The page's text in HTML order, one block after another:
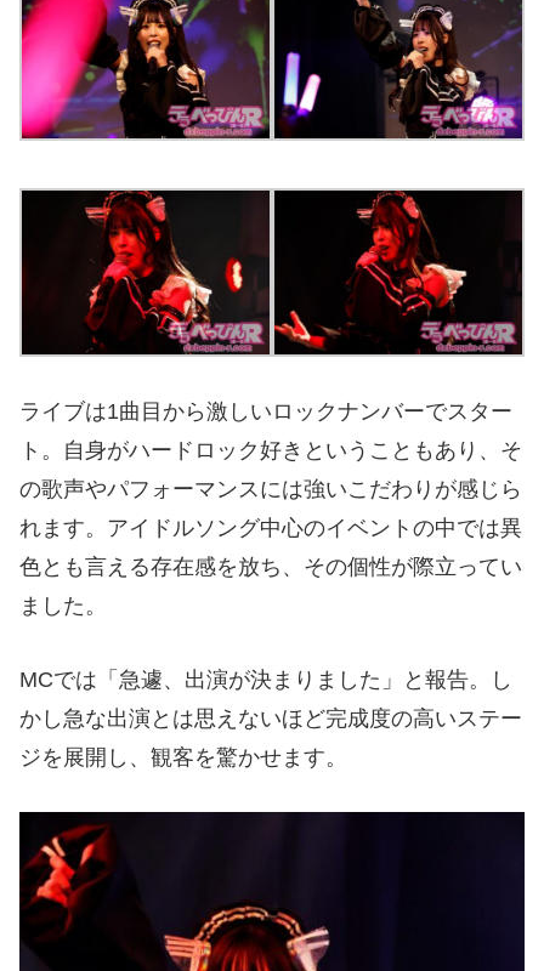
ライブは1曲目から激しいロックナンバーでスター
ト。自身がハードロック好きということもあり、そ
の歌声やパフォーマンスには強いこだわりが感じら
れます。アイドルソング中心のイベントの中では異
色とも言える存在感を放ち、その個性が際立ってい
ました。
MCでは「急遽、出演が決まりました」と報告。し
かし急な出演とは思えないほど完成度の高いステー
ジを展開し、観客を驚かせます。